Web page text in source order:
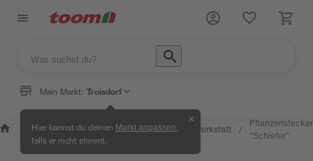
Mein Markt: Troisdorf
Hier kannst du deinen Markt anpassen
falls er nicht stimmt.
✕
Wissen &
Service
/
Selbermachen
& Ratgeber
/ Kreativwerkstatt /
Pflanzenstecker
"Schiefer"